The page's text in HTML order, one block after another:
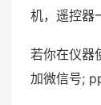
机，遥控器
若你在仪器
加微信号;